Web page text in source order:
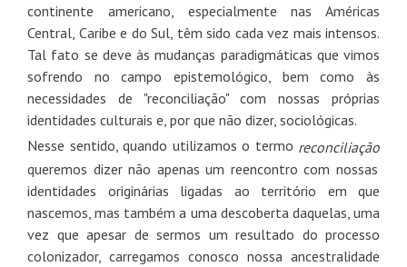
continente americano, especialmente nas Américas
Central, Caribe e do Sul, têm sido cada vez mais intensos.
Tal fato se deve às mudanças paradigmáticas que vimos
sofrendo no campo epistemológico, bem como às
necessidades de "reconciliação" com nossas próprias
identidades culturais e, por que não dizer, sociológicas.
Nesse sentido, quando utilizamos o termo reconciliação
queremos dizer não apenas um reencontro com nossas
identidades originárias ligadas ao território em que
nascemos, mas também a uma descoberta daquelas, uma
vez que apesar de sermos um resultado do processo
colonizador, carregamos conosco nossa ancestralidade